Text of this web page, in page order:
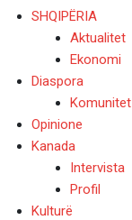
SHQIPËRIA
Aktualitet
Ekonomi
Diaspora
Komunitet
Opinione
Kanada
Intervista
Profil
Kulturë